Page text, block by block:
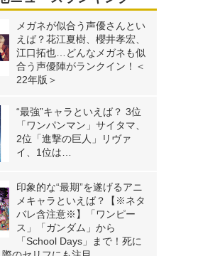
メガネが似合う声優さんとい
えば？花江夏樹、櫻井孝宏、
江口拓也…どんなメガネも似
合う声優陣がランクイン！＜
22年版＞
“最強”キャラといえば？ 3位
「ワンパンマン」サイタマ、
2位「進撃の巨人」リヴァ
イ、1位は…
印象的な“最期”を遂げるアニ
メキャラといえば？【※ネタ
バレ含注意※】「ワンピー
ス」「ガンダム」から
「School Days」まで！死に